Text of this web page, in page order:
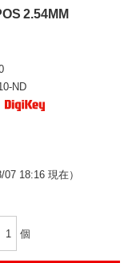
2.54MM
ND
07 18:16 現在）
個